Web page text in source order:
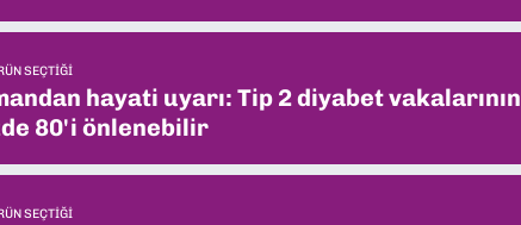
SEÇTIĞI
hayati uyarı: Tip 2 diyabet vakalarının
80'i önlenebilir
SEÇTIĞI